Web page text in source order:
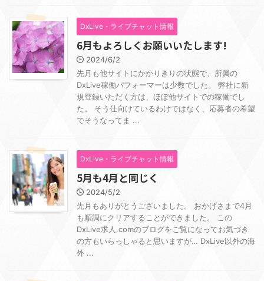
DxLive・ライブチャット情報
6月もよろしくお願いいたします!
2024/6/2
先月も他サイトにかかりきりの状態で、所属の
DxLive稼働パフォーマーは少数でした。 弊社に新
規登録いただく方は、ほぼ他サイトでの稼働でし
た。 そう仕向けているわけではなく、応募者の希望
でそうなってま ...
DxLive・ライブチャット情報
5月も4月と同じく
2024/5/2
先月もありがとうございました。 おかげさまで4月
も順調にクリアすることができました。 この
DxLive求人.comのブログをご覧になってお気づき
の方もいらっしゃると思いますが… DxLive以外の海
外 ...